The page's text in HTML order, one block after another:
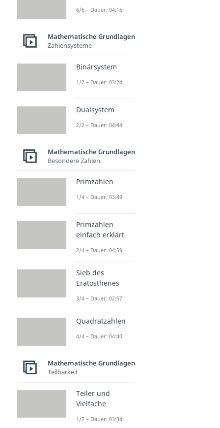
6/6 – Dauer: 04:15
Mathematische Grundlagen
Zahlensysteme
Binärsystem
1/2 – Dauer: 03:24
Dualsystem
2/2 – Dauer: 04:44
Mathematische Grundlagen
Besondere Zahlen
Primzahlen
1/4 – Dauer: 03:49
Primzahlen
einfach erklärt
2/4 – Dauer: 04:59
Sieb des
Eratosthenes
3/4 – Dauer: 02:57
Quadratzahlen
4/4 – Dauer: 04:40
Mathematische Grundlagen
Teilbarkeit
Teiler und
Vielfache
1/7 – Dauer: 03:34